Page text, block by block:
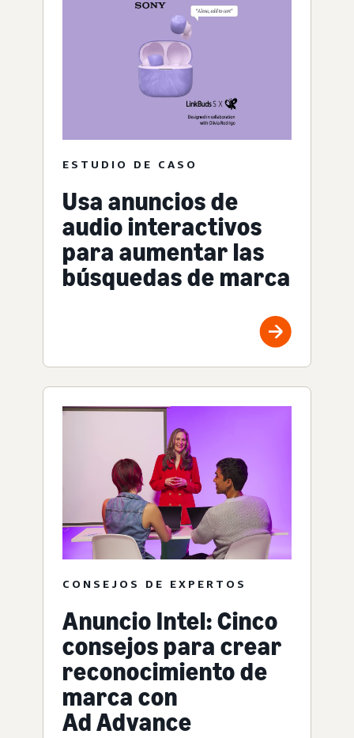
ESTUDIO DE CASO
Usa anuncios de
audio interactivos
para aumentar las
búsquedas de marca
CONSEJOS DE EXPERTOS
Anuncio Intel: Cinco
consejos para crear
reconocimiento de
marca con
Ad Advance